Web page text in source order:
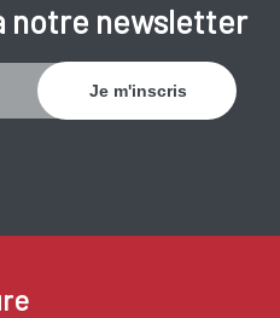
notre newsletter